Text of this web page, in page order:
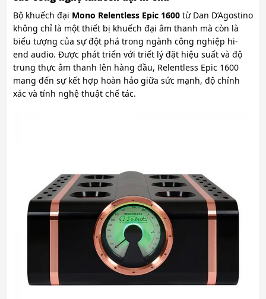
Bộ khuếch đại Mono Relentless Epic 1600 từ Dan D’Agostino
không chỉ là một thiết bị khuếch đại âm thanh mà còn là
biểu tượng của sự đột phá trong ngành công nghiệp hi-
end audio. Được phát triển với triết lý đặt hiệu suất và độ
trung thực âm thanh lên hàng đầu, Relentless Epic 1600
mang đến sự kết hợp hoàn hảo giữa sức mạnh, độ chính
xác và tính nghệ thuật chế tác.